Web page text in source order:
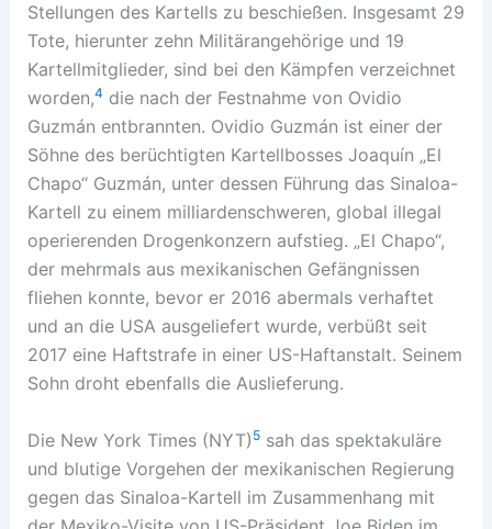
Stellungen des Kartells zu beschießen. Insgesamt 29
Tote, hierunter zehn Militärangehörige und 19
Kartellmitglieder, sind bei den Kämpfen verzeichnet
worden,4 die nach der Festnahme von Ovidio
Guzmán entbrannten. Ovidio Guzmán ist einer der
Söhne des berüchtigten Kartellbosses Joaquín „El
Chapo“ Guzmán, unter dessen Führung das Sinaloa-
Kartell zu einem milliardenschweren, global illegal
operierenden Drogenkonzern aufstieg. „El Chapo“,
der mehrmals aus mexikanischen Gefängnissen
fliehen konnte, bevor er 2016 abermals verhaftet
und an die USA ausgeliefert wurde, verbüßt seit
2017 eine Haftstrafe in einer US-Haftanstalt. Seinem
Sohn droht ebenfalls die Auslieferung.
Die New York Times (NYT) 5sah das spektakuläre
und blutige Vorgehen der mexikanischen Regierung
gegen das Sinaloa-Kartell im Zusammenhang mit